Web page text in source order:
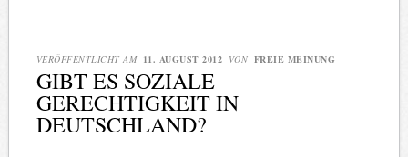
VERÖFFENTLICHT AM 11. AUGUST 2012 VON FREIE MEINUNG
GIBT ES SOZIALE
GERECHTIGKEIT IN
DEUTSCHLAND?